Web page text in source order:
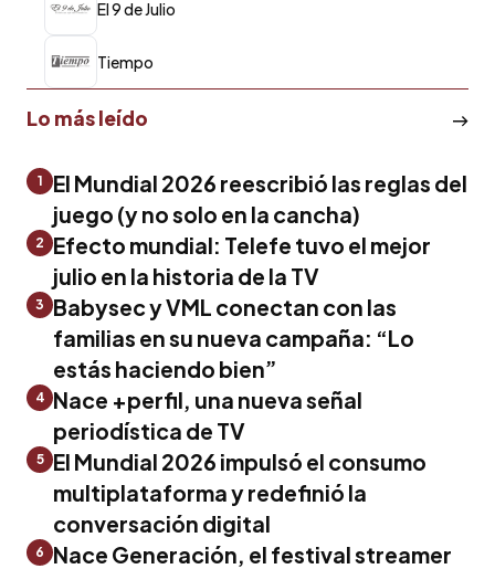
El 9 de Julio
Tiempo
Lo más leído
1
El Mundial 2026 reescribió las reglas del
juego (y no solo en la cancha)
2
Efecto mundial: Telefe tuvo el mejor
julio en la historia de la TV
3
Babysec y VML conectan con las
familias en su nueva campaña: “Lo
estás haciendo bien”
4 Nace +perfil, una nueva señal
periodística de TV
5
El Mundial 2026 impulsó el consumo
multiplataforma y redefinió la
conversación digital
6
Nace Generación, el festival streamer